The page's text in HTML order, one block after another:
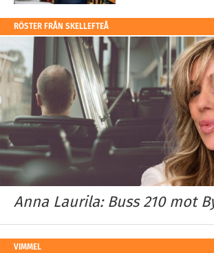
RÖSTER FRÅN SKELLEFTEÅ
Anna Laurila: Buss 210 mot
VIMMEL